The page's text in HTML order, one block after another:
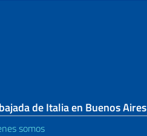
de Italia en Buenos Aires
somos